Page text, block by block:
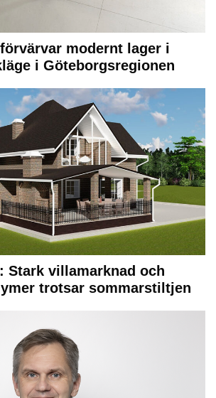
modernt lager i
i Göteborgsregionen
Stark villamarknad och
trotsar sommarstiltjen